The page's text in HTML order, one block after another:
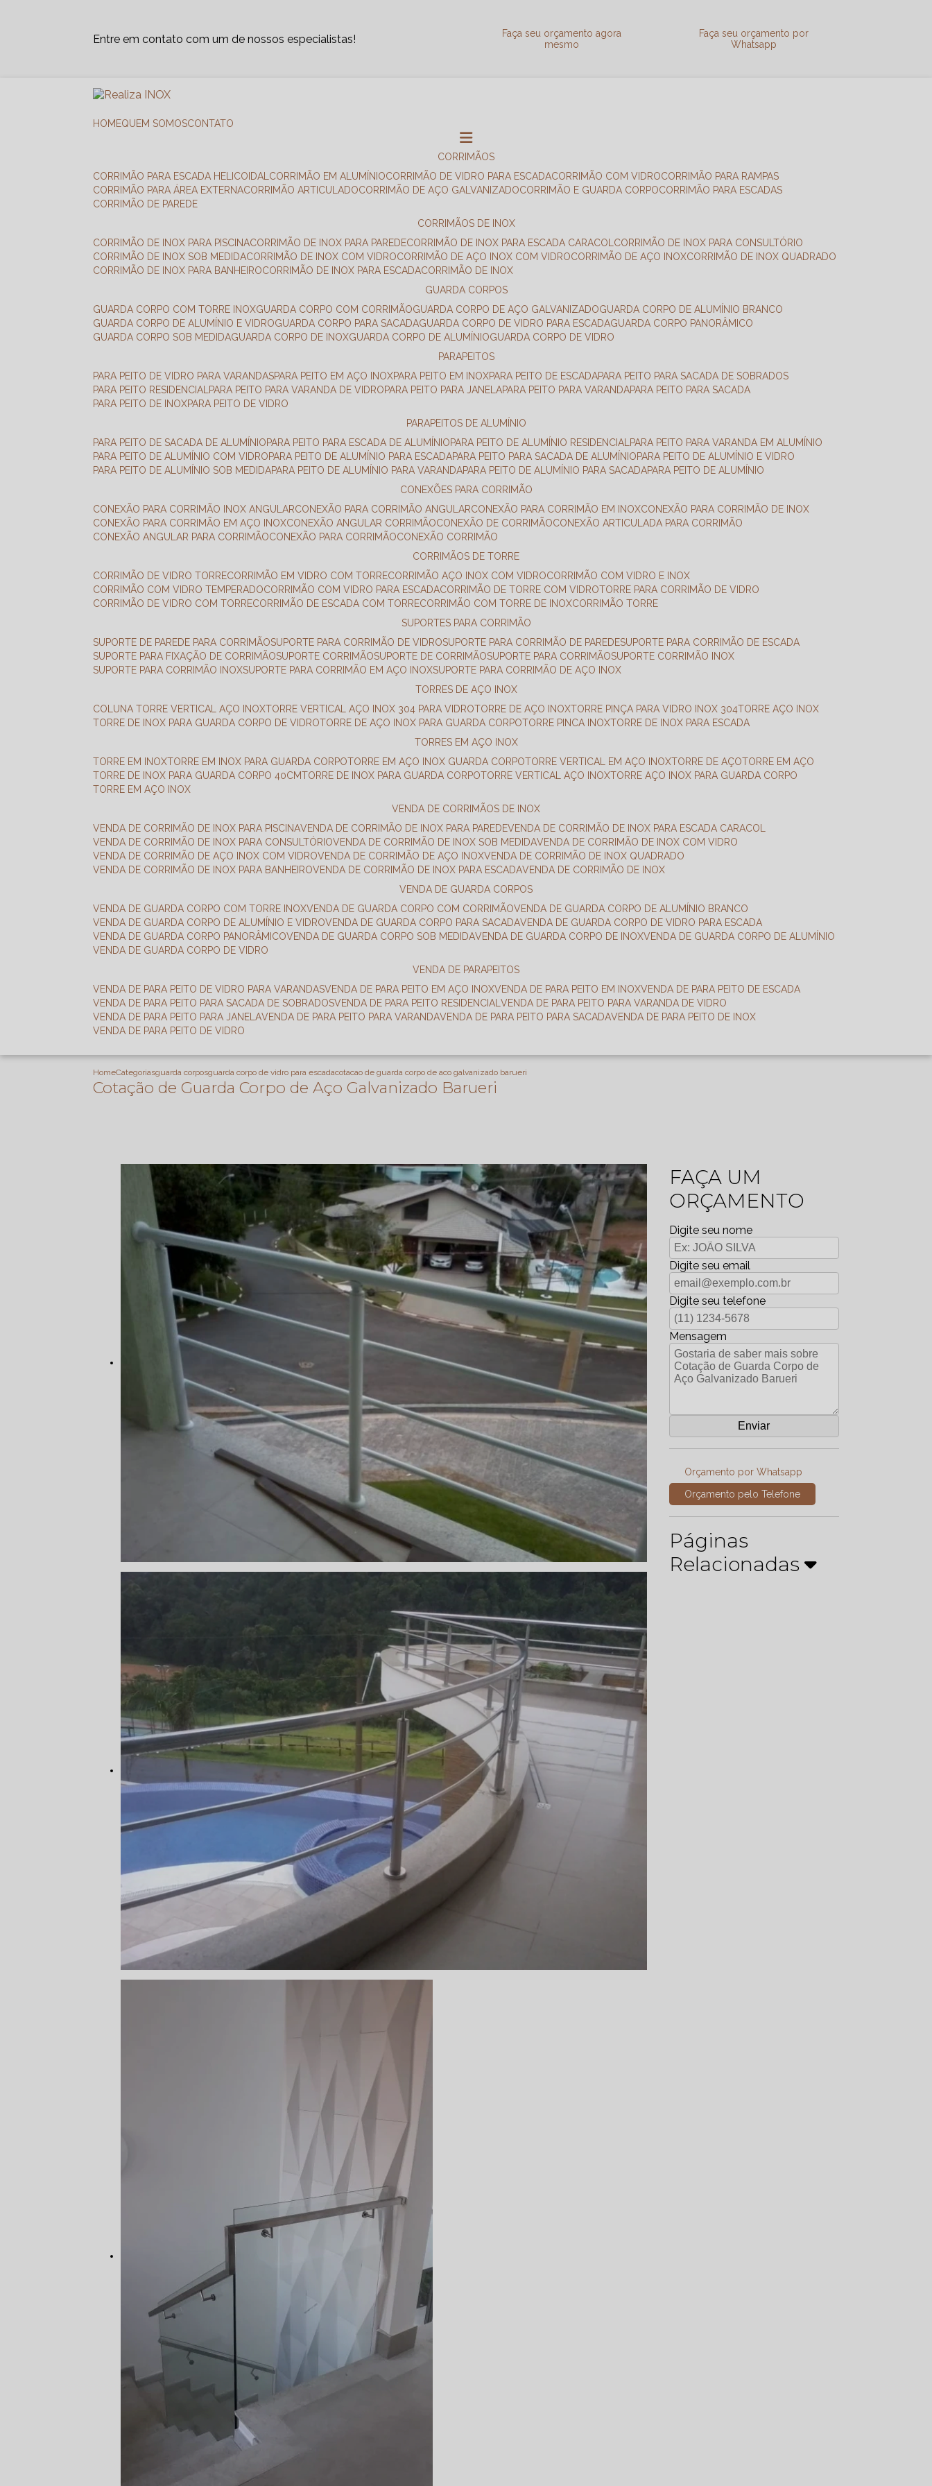
Entre em contato com um de nossos especialistas!
Faça seu orçamento agora
mesmo
Faça seu orçamento por
Whatsapp
HOME QUEM SOMOS CONTATO
CORRIMÃOS
CORRIMÃO PARA ESCADA HELICOIDAL
CORRIMÃO EM ALUMÍNIO CORRIMÃO DE VIDRO PARA ESCADA CORRIMÃO COM VIDRO
CORRIMÃO PARA RAMPAS
CORRIMÃO PARA ÁREA EXTERNA
CORRIMÃO ARTICULADO CORRIMÃO DE AÇO GALVANIZADO CORRIMÃO E GUARDA CORPO
CORRIMÃO PARA ESCADAS
CORRIMÃO DE PAREDE
CORRIMÃOS DE INOX
CORRIMÃO DE INOX PARA PISCINA
CORRIMÃO DE INOX PARA PAREDE CORRIMÃO DE INOX PARA ESCADA CARACOL
CORRIMÃO DE INOX PARA CONSULTÓRIO
CORRIMÃO DE INOX SOB MEDIDA
CORRIMÃO DE INOX COM VIDRO CORRIMÃO DE AÇO INOX COM VIDRO CORRIMÃO DE AÇO INOX
CORRIMÃO DE INOX QUADRADO
CORRIMÃO DE INOX PARA BANHEIRO
CORRIMÃO DE INOX PARA ESCADA
CORRIMÃO DE INOX
GUARDA CORPOS
GUARDA CORPO COM TORRE INOX
GUARDA CORPO COM CORRIMÃO GUARDA CORPO DE AÇO GALVANIZADO
GUARDA CORPO DE ALUMÍNIO BRANCO
GUARDA CORPO DE ALUMÍNIO E VIDRO
GUARDA CORPO PARA SACADA GUARDA CORPO DE VIDRO PARA ESCADA
GUARDA CORPO PANORÂMICO
GUARDA CORPO SOB MEDIDA
GUARDA CORPO DE INOX GUARDA CORPO DE ALUMÍNIO
GUARDA CORPO DE VIDRO
PARAPEITOS
PARA PEITO DE VIDRO PARA VARANDAS PARA PEITO EM AÇO INOX PARA PEITO EM INOX PARA PEITO DE ESCADA PARA PEITO PARA SACADA DE SOBRADOS
PARA PEITO RESIDENCIAL
PARA PEITO PARA VARANDA DE VIDRO PARA PEITO PARA JANELA PARA PEITO PARA VARANDA PARA PEITO PARA SACADA
PARA PEITO DE INOX PARA PEITO DE VIDRO
PARAPEITOS DE ALUMÍNIO
PARA PEITO DE SACADA DE ALUMÍNIO PARA PEITO PARA ESCADA DE ALUMÍNIO PARA PEITO DE ALUMÍNIO RESIDENCIAL
PARA PEITO PARA VARANDA EM ALUMÍNIO
PARA PEITO DE ALUMÍNIO COM VIDRO PARA PEITO DE ALUMÍNIO PARA ESCADA PARA PEITO PARA SACADA DE ALUMÍNIO PARA PEITO DE ALUMÍNIO E VIDRO
PARA PEITO DE ALUMÍNIO SOB MEDIDA PARA PEITO DE ALUMÍNIO PARA VARANDA PARA PEITO DE ALUMÍNIO PARA SACADA PARA PEITO DE ALUMÍNIO
CONEXÕES PARA CORRIMÃO
CONEXÃO PARA CORRIMÃO INOX ANGULAR
CONEXÃO PARA CORRIMÃO ANGULAR CONEXÃO PARA CORRIMÃO EM INOX
CONEXÃO PARA CORRIMÃO DE INOX
CONEXÃO PARA CORRIMÃO EM AÇO INOX
CONEXÃO ANGULAR CORRIMÃO CONEXÃO DE CORRIMÃO
CONEXÃO ARTICULADA PARA CORRIMÃO
CONEXÃO ANGULAR PARA CORRIMÃO
CONEXÃO PARA CORRIMÃO
CONEXÃO CORRIMÃO
CORRIMÃOS DE TORRE
CORRIMÃO DE VIDRO TORRE
CORRIMÃO EM VIDRO COM TORRE CORRIMÃO AÇO INOX COM VIDRO
CORRIMÃO COM VIDRO E INOX
CORRIMÃO COM VIDRO TEMPERADO
CORRIMÃO COM VIDRO PARA ESCADA CORRIMÃO DE TORRE COM VIDRO TORRE PARA CORRIMÃO DE VIDRO
CORRIMÃO DE VIDRO COM TORRE
CORRIMÃO DE ESCADA COM TORRE CORRIMÃO COM TORRE DE INOX
CORRIMÃO TORRE
SUPORTES PARA CORRIMÃO
SUPORTE DE PAREDE PARA CORRIMÃO
SUPORTE PARA CORRIMÃO DE VIDRO SUPORTE PARA CORRIMÃO DE PAREDE SUPORTE PARA CORRIMÃO DE ESCADA
SUPORTE PARA FIXAÇÃO DE CORRIMÃO
SUPORTE CORRIMÃO SUPORTE DE CORRIMÃO SUPORTE PARA CORRIMÃO
SUPORTE CORRIMÃO INOX
SUPORTE PARA CORRIMÃO INOX SUPORTE PARA CORRIMÃO EM AÇO INOX SUPORTE PARA CORRIMÃO DE AÇO INOX
TORRES DE AÇO INOX
COLUNA TORRE VERTICAL AÇO INOX TORRE VERTICAL AÇO INOX 304 PARA VIDRO TORRE DE AÇO INOX TORRE PINÇA PARA VIDRO INOX 304 TORRE AÇO INOX
TORRE DE INOX PARA GUARDA CORPO DE VIDRO TORRE DE AÇO INOX PARA GUARDA CORPO TORRE PINCA INOX TORRE DE INOX PARA ESCADA
TORRES EM AÇO INOX
TORRE EM INOX TORRE EM INOX PARA GUARDA CORPO TORRE EM AÇO INOX GUARDA CORPO TORRE VERTICAL EM AÇO INOX TORRE DE AÇO TORRE EM AÇO
TORRE DE INOX PARA GUARDA CORPO 40CM TORRE DE INOX PARA GUARDA CORPO TORRE VERTICAL AÇO INOX TORRE AÇO INOX PARA GUARDA CORPO
TORRE EM AÇO INOX
VENDA DE CORRIMÃOS DE INOX
VENDA DE CORRIMÃO DE INOX PARA PISCINA
VENDA DE CORRIMÃO DE INOX PARA PAREDE
VENDA DE CORRIMÃO DE INOX PARA ESCADA CARACOL
VENDA DE CORRIMÃO DE INOX PARA CONSULTÓRIO
VENDA DE CORRIMÃO DE INOX SOB MEDIDA
VENDA DE CORRIMÃO DE INOX COM VIDRO
VENDA DE CORRIMÃO DE AÇO INOX COM VIDRO
VENDA DE CORRIMÃO DE AÇO INOX
VENDA DE CORRIMÃO DE INOX QUADRADO
VENDA DE CORRIMÃO DE INOX PARA BANHEIRO
VENDA DE CORRIMÃO DE INOX PARA ESCADA
VENDA DE CORRIMÃO DE INOX
VENDA DE GUARDA CORPOS
VENDA DE GUARDA CORPO COM TORRE INOX
VENDA DE GUARDA CORPO COM CORRIMÃO
VENDA DE GUARDA CORPO DE ALUMÍNIO BRANCO
VENDA DE GUARDA CORPO DE ALUMÍNIO E VIDRO
VENDA DE GUARDA CORPO PARA SACADA
VENDA DE GUARDA CORPO DE VIDRO PARA ESCADA
VENDA DE GUARDA CORPO PANORÂMICO
VENDA DE GUARDA CORPO SOB MEDIDA VENDA DE GUARDA CORPO DE INOX
VENDA DE GUARDA CORPO DE ALUMÍNIO
VENDA DE GUARDA CORPO DE VIDRO
VENDA DE PARAPEITOS
VENDA DE PARA PEITO DE VIDRO PARA VARANDAS
VENDA DE PARA PEITO EM AÇO INOX VENDA DE PARA PEITO EM INOX
VENDA DE PARA PEITO DE ESCADA
VENDA DE PARA PEITO PARA SACADA DE SOBRADOS
VENDA DE PARA PEITO RESIDENCIAL
VENDA DE PARA PEITO PARA VARANDA DE VIDRO
VENDA DE PARA PEITO PARA JANELA
VENDA DE PARA PEITO PARA VARANDA VENDA DE PARA PEITO PARA SACADA
VENDA DE PARA PEITO DE INOX
VENDA DE PARA PEITO DE VIDRO
HomeCategoriasguarda corposguarda corpo de vidro para escadacotacao de guarda corpo de aco galvanizado barueri
Cotação de Guarda Corpo de Aço Galvanizado Barueri
FAÇA UM
ORÇAMENTO
Digite seu nome
Digite seu email
Digite seu telefone
Mensagem
Orçamento por Whatsapp
Orçamento pelo Telefone
Páginas
Relacionadas